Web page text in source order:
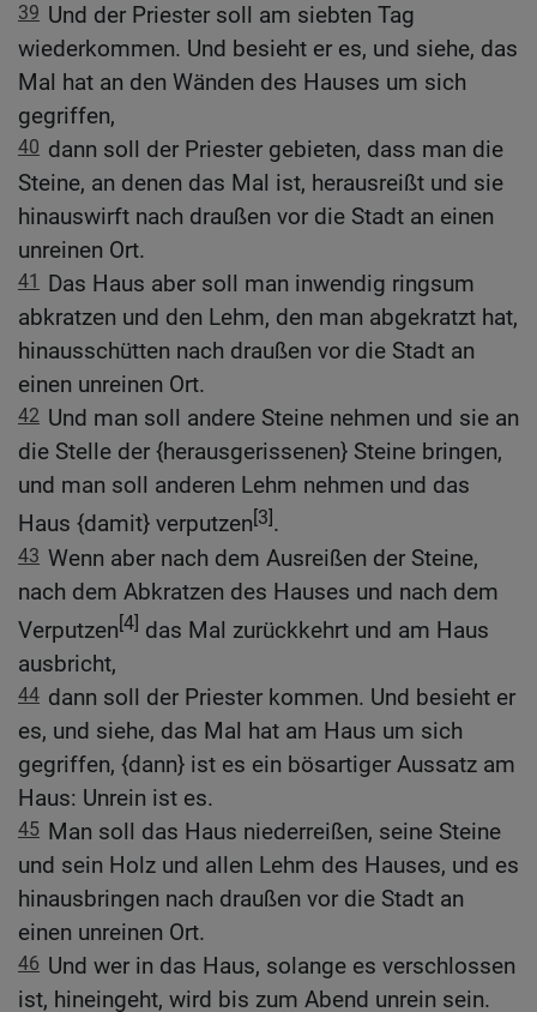
39 Und der Priester soll am siebten Tag
wiederkommen. Und besieht er es, und siehe, das
Mal hat an den Wänden des Hauses um sich
gegriffen,
40 dann soll der Priester gebieten, dass man die
Steine, an denen das Mal ist, herausreißt und sie
hinauswirft nach draußen vor die Stadt an einen
unreinen Ort.
41
Das Haus aber soll man inwendig ringsum
abkratzen und den Lehm, den man abgekratzt hat,
hinausschütten nach draußen vor die Stadt an
einen unreinen Ort.
42 Und man soll andere Steine nehmen und sie an
die Stelle der {herausgerissenen} Steine bringen,
und man soll anderen Lehm nehmen und das
Haus {damit} verputzen[3].
43 Wenn aber nach dem Ausreißen der Steine,
nach dem Abkratzen des Hauses und nach dem
Verputzen[4] das Mal zurückkehrt und am Haus
ausbricht,
44 dann soll der Priester kommen. Und besieht er
es, und siehe, das Mal hat am Haus um sich
gegriffen, {dann} ist es ein bösartiger Aussatz am
Haus: Unrein ist es.
45 Man soll das Haus niederreißen, seine Steine
und sein Holz und allen Lehm des Hauses, und es
hinausbringen nach draußen vor die Stadt an
einen unreinen Ort.
46 Und wer in das Haus, solange es verschlossen
ist, hineingeht, wird bis zum Abend unrein sein.